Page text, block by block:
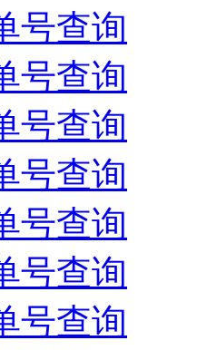
号查询
号查询
号查询
号查询
号查询
号查询
号查询